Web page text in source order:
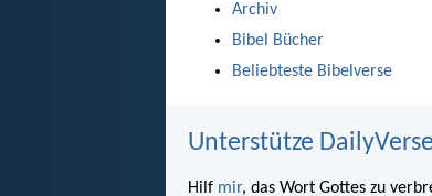
Archiv
Bibel Bücher
Beliebteste Bibelverse
Unterstütze
Hilf mir, das Wort Gottes zu